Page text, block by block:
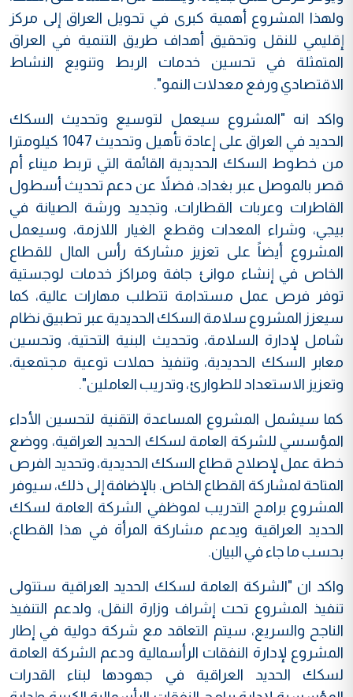
ولهذا المشروع أهمية كبرى في تحويل العراق إلى مركز
إقليمي للنقل وتحقيق أهداف طريق التنمية في العراق
المتمثلة في تحسين خدمات الربط وتنويع النشاط
الاقتصادي ورفع معدلات النمو".
واكد انه "المشروع سيعمل لتوسيع وتحديث السكك
الحديد في العراق على إعادة تأهيل وتحديث 1047 كيلومترا
من خطوط السكك الحديدية القائمة التي تربط ميناء أم
قصر بالموصل عبر بغداد، فضلاً عن دعم تحديث أسطول
القاطرات وعربات القطارات، وتجديد ورشة الصيانة في
بيجي، وشراء المعدات وقطع الغيار اللازمة، وسيعمل
المشروع أيضاً على تعزيز مشاركة رأس المال للقطاع
الخاص في إنشاء موانئ جافة ومراكز خدمات لوجستية
توفر فرص عمل مستدامة تتطلب مهارات عالية، كما
سيعزز المشروع سلامة السكك الحديدية عبر تطبيق نظام
شامل لإدارة السلامة، وتحديث البنية التحتية، وتحسين
معابر السكك الحديدية، وتنفيذ حملات توعية مجتمعية،
وتعزيز الاستعداد للطوارئ، وتدريب العاملين".
كما سيشمل المشروع المساعدة التقنية لتحسين الأداء
المؤسسي للشركة العامة لسكك الحديد العراقية، ووضع
خطة عمل لإصلاح قطاع السكك الحديدية، وتحديد الفرص
المتاحة لمشاركة القطاع الخاص. بالإضافة إلى ذلك، سيوفر
المشروع برامج التدريب لموظفي الشركة العامة لسكك
الحديد العراقية ويدعم مشاركة المرأة في هذا القطاع،
بحسب ما جاء في البيان.
واكد ان "الشركة العامة لسكك الحديد العراقية ستتولى
تنفيذ المشروع تحت إشراف وزارة النقل، ولدعم التنفيذ
الناجح والسريع، سيتم التعاقد مع شركة دولية في إطار
المشروع لإدارة النفقات الرأسمالية ودعم الشركة العامة
لسكك الحديد العراقية في جهودها لبناء القدرات